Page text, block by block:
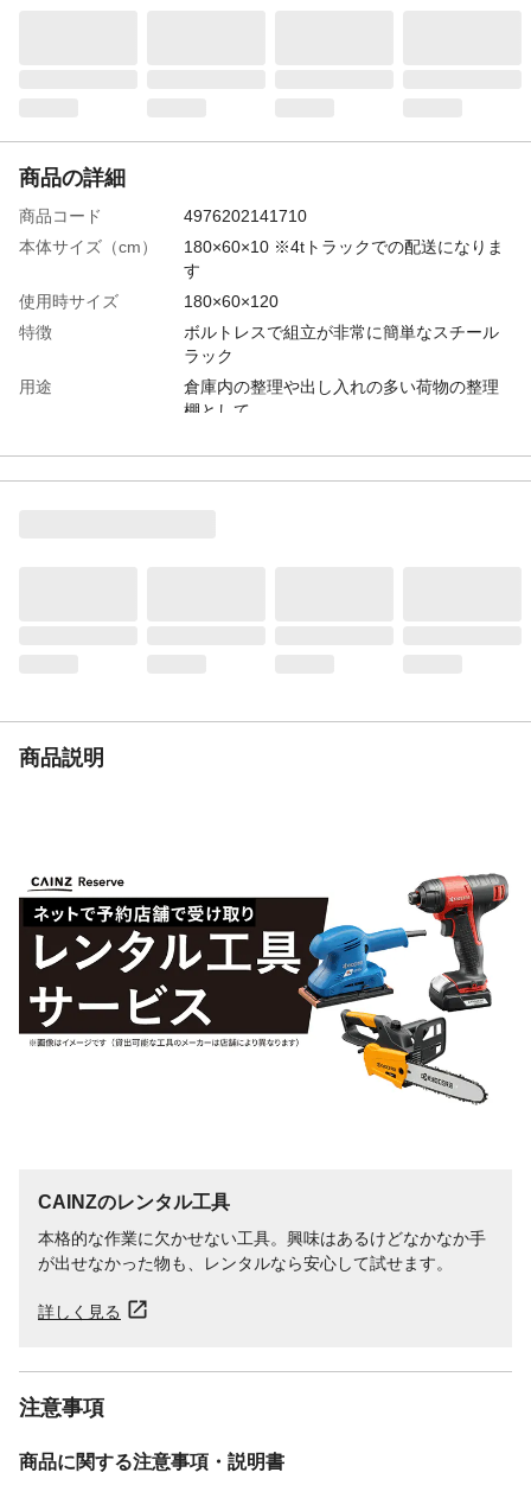
商品の詳細
商品コード
4976202141710
本体サイズ（cm）
180×60×10 ※4tトラックでの配送になりま
す
使用時サイズ
180×60×120
特徴
ボルトレスで組立が非常に簡単なスチール
ラック
用途
倉庫内の整理や出し入れの多い荷物の整理
棚として
段位置変更間隔
5cm
商品説明
CAINZのレンタル工具
本格的な作業に欠かせない工具。興味はあるけどなかなか手
が出せなかった物も、レンタルなら安心して試せます。
詳しく見る
注意事項
商品に関する注意事項・説明書